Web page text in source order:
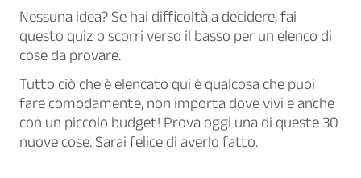
Nessuna idea? Se hai difficoltà a decidere, fai
questo quiz o scorri verso il basso per un elenco di
cose da provare.
Tutto ciò che è elencato qui è qualcosa che puoi
fare comodamente, non importa dove vivi e anche
con un piccolo budget! Prova oggi una di queste 30
nuove cose. Sarai felice di averlo fatto.